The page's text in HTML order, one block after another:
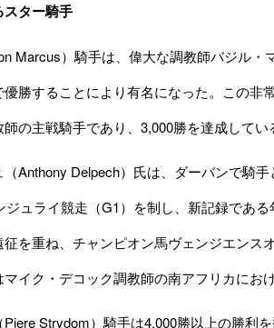
スター騎手
Marcus）騎手は、偉大な調教師バジル
勝することにより有名になった。この非
の主戦騎手であり、3,000勝を達成してい
Anthony Delpech）氏は、ダーバンで騎
ジュライ競走（G1）を制し、新記録であ
を重ね、チャンピオン馬ヴェンジエンス
イク・デコック調教師の南アフリカにお
Strydom）騎手は4,000勝以上の勝利